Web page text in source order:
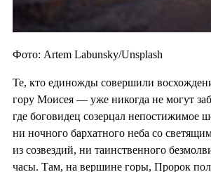
Фото: Artem Labunsky/Unsplash
Те, кто единожды совершили
гору Моисея — уже никогда не могут
где боговидец созерцал непостижимое
ни ночного бархатного неба со
из созвездий, ни таинственного
часы. Там, на вершине горы, Пророк